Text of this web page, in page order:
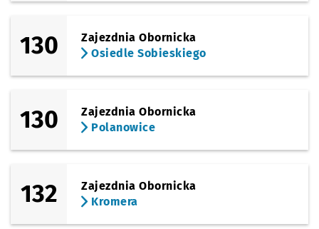
130
Zajezdnia Obornicka
Osiedle Sobieskiego
130
Zajezdnia Obornicka
Polanowice
132
Zajezdnia Obornicka
Kromera